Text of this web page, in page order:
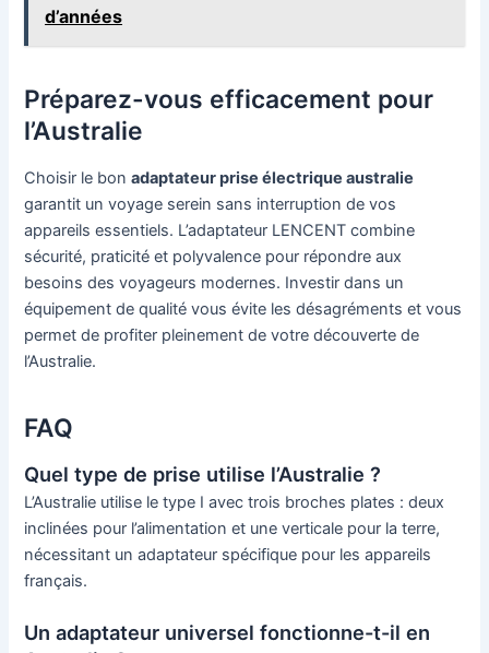
d’années
Préparez-vous efficacement pour
l’Australie
Choisir le bonadaptateur prise électrique australie
garantit un voyage serein sans interruption de vos
appareils essentiels. L’adaptateur LENCENT combine
sécurité, praticité et polyvalence pour répondre aux
besoins des voyageurs modernes. Investir dans un
équipement de qualité vous évite les désagréments et vous
permet de profiter pleinement de votre découverte de
l’Australie.
FAQ
Quel type de prise utilise l’Australie ?
L’Australie utilise le type I avec trois broches plates : deux
inclinées pour l’alimentation et une verticale pour la terre,
nécessitant un adaptateur spécifique pour les appareils
français.
Un adaptateur universel fonctionne-t-il en